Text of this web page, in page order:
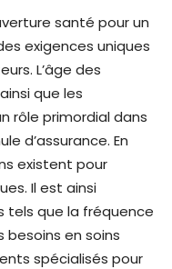
santé pour un
exigences uniques
L’âge des
que les
rôle primordial dans
d’assurance. En
existent pour
Il est ainsi
tels que la fréquence
en soins
spécialisés pour